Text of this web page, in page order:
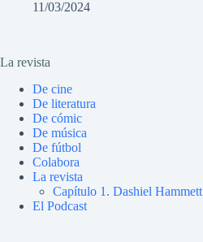
11/03/2024
La revista
De cine
De literatura
De cómic
De música
De fútbol
Colabora
La revista
Capítulo 1. Dashiel Hammett
El Podcast